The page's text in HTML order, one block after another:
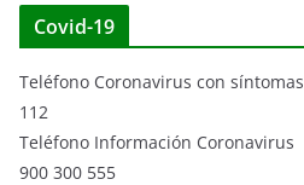
Covid-19
Teléfono Coronavirus con síntomas
112
Teléfono Información Coronavirus
900 300 555